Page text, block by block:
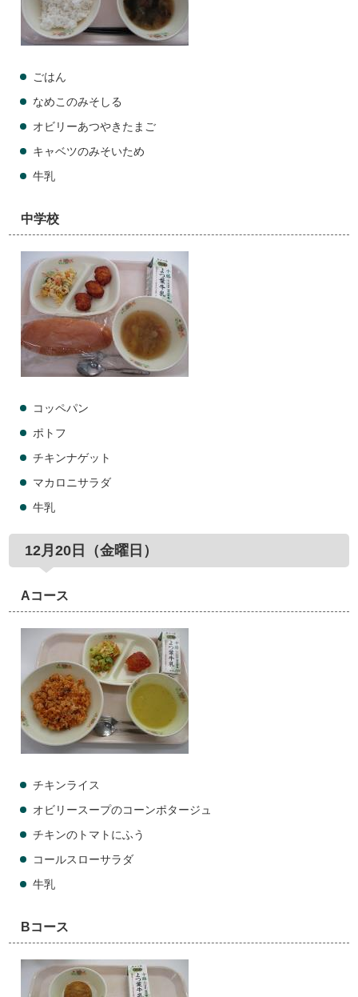
ごはん
なめこのみそしる
オビリーあつやきたまご
キャベツのみそいため
牛乳
中学校
コッペパン
ポトフ
チキンナゲット
マカロニサラダ
牛乳
12月20日（金曜日）
Aコース
チキンライス
オビリースープのコーンポタージュ
チキンのトマトにふう
コールスローサラダ
牛乳
Bコース